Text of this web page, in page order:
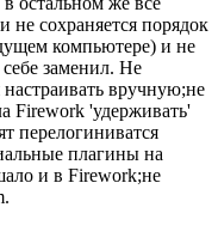
не сохраняется порядок
компьютере) и не
заменил. Не
вручную;не
Firework 'удерживать'
перелогиниватся
плагины на
и в Firework;не